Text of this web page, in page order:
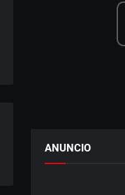
ANUNCIO